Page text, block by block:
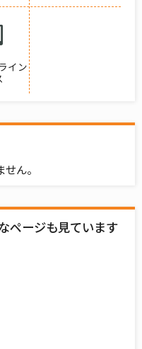
イン
ん。
ページも見ています